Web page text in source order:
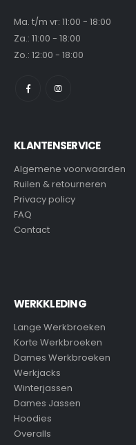
Ma. t/m vr: 11:00 - 18:00
Za.: 11:00 - 18:00
Zo.: 12:00 - 18:00
KLANTENSERVICE
Algemene voorwaarden
Ruilen & retourneren
Privacy policy
FAQ
Contact
WERKKLEDING
Lange Werkbroeken
Korte Werkbroeken
Dames Werkbroeken
Werkjacks
Winterjassen
Dames Jassen
Hoodies
Overalls